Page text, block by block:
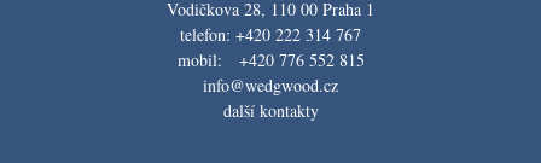
Vodičkova 28, 110 00 Praha 1
telefon: +420 222 314 767
mobil: +420 776 552 815
info@wedgwood.cz
další kontakty